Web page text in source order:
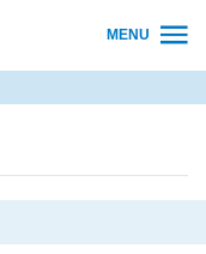
MENU